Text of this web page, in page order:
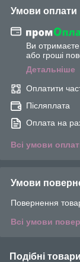
Умови оплати
Ви
або гроші
Детальніше
Оплатити
Післяплата
Оплата на
Всі умови
Умови
Повернення
Всі умови
Подібні